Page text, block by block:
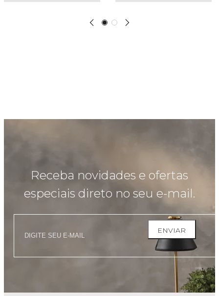
Receba novidades e ofertas
especiais direto no seu e-mail.
ENVIAR